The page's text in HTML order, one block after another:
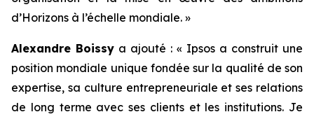
d’Horizons à l’échelle mondiale. »
Alexandre Boissy a ajouté : « Ipsos a construit une
position mondiale unique fondée sur la qualité de son
expertise, sa culture entrepreneuriale et ses relations
de long terme avec ses clients et les institutions. Je